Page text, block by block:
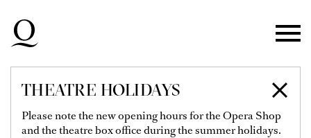
Skip to main navigation
Skip to footer
THEATRE HOLIDAYS
Please note the new opening hours for the Opera Shop
and the theatre box office during the summer holidays.
PAUL BARRITT